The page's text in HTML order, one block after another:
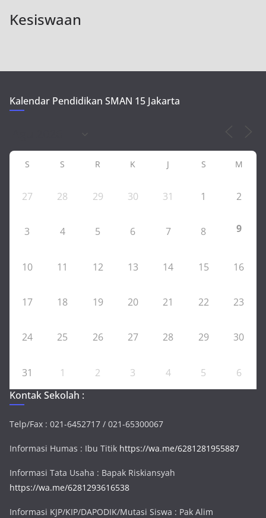
Kesiswaan
Kalendar Pendidikan SMAN 15 Jakarta
S S R K J S M
27 28 29 30 31 1 2
3 4 5 6 7 8 9
10 11 12 13 14 15 16
17 18 19 20 21 22 23
24 25 26 27 28 29 30
31 1 2 3 4 5
6
Kontak Sekolah :
Telp/Fax : 021-6452717 / 021-65300067
Informasi Humas : Ibu Titik https://wa.me/6281281955887
Informasi Tata Usaha : Bapak Riskiansyah
https://wa.me/6281293616538
Informasi KJP/KIP/DAPODIK/Mutasi Siswa : Pak Alim